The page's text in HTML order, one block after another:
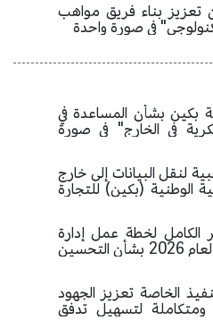
تعزيز بناء فريق مواهب
في صورة واحدة
بكين بشأن المساعدة في
في الخارج" في صورة
لنقل البيانات إلى خارج
الوطنية (بكين) للتجارة
الكامل لخطة عمل إدارة
بلدية بكين لتنظيم السوق لعام 2026 بشأن التحسين
الخاصة تعزيز الجهود
لتسهيل تدفق